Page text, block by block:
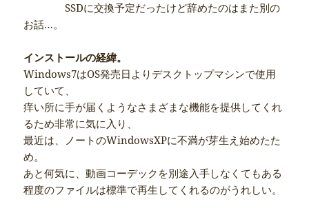
SSDに交換予定だったけど辞めたのはまた別の
お話…。
インストールの経緯。
Windows7はOS発売日よりデスクトップマシンで使用
していて、
痒い所に手が届くようなさまざまな機能を提供してくれ
るため非常に気に入り、
最近は、ノートのWindowsXPに不満が芽生え始めたた
め。
あと何気に、動画コーデックを別途入手しなくてもある
程度のファイルは標準で再生してくれるのがうれしい。